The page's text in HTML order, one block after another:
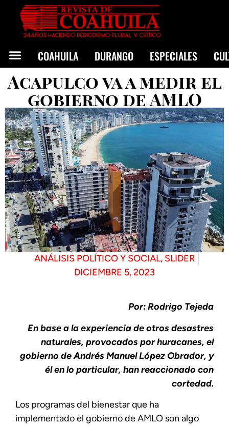
COAHUILA DURANGO ESPECIALES
Acapulco va a medir el
gobierno de AMLO
ANÁLISIS POLÍTICO Y SOCIAL, SLIDER
DICIEMBRE 5, 2023
Por: Rodrigo Tejeda
En base a la experiencia de otros desastres
naturales, provocados por huracanes, el
gobierno de Andrés Manuel López Obrador, y
él en lo particular, han reaccionado con
cortedad.
Los programas del bienestar que ha
implementado el gobierno de AMLO son algo